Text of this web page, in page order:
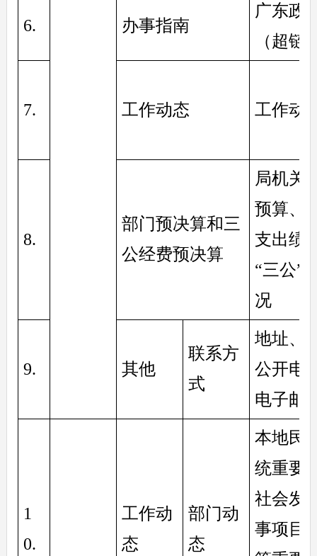
6. 办事指南
广东政
（超链
7. 工作动态 工作动
8.
部门预决算和三
公经费预决算
局机关
预算、
支出绩
“三公”
况
9. 其他
联系方
式
地址、
公开电
电子邮
1
0.
工作动
态
部门动
态
本地民
统重要
社会发
事项目